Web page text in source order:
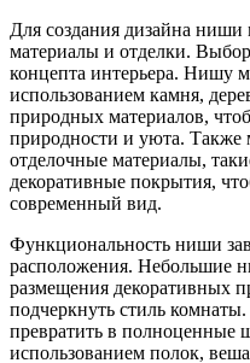
Для создания дизайна ниши
материалы и отделки.
концепта интерьера. Нишу
использованием камня,
природных материалов,
природности и уюта. Также
отделочные материалы,
декоративные покрытия,
современный вид.
Функциональность ниши
расположения. Небольшие
размещения декоративных
подчеркнуть стиль
превратить в полноценные
использованием полок,